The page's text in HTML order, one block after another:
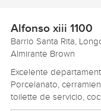
Alfonso xiii 1100
Barrio Santa Rita,
Almirante Brown
Excelente
Porcelanato,
toilette de servicio,